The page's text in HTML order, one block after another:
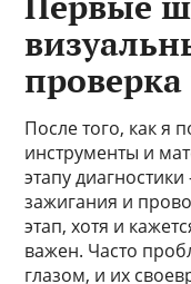
После того, как я
инструменты и
этапу
зажигания и
этап, хотя и
важен. Часто
глазом, и их